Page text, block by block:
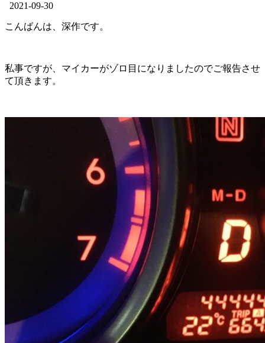
2021-09-30
こんばんは、深作です。
私事ですが、マイカーがゾロ目になりましたのでご報告させ
て頂きます。